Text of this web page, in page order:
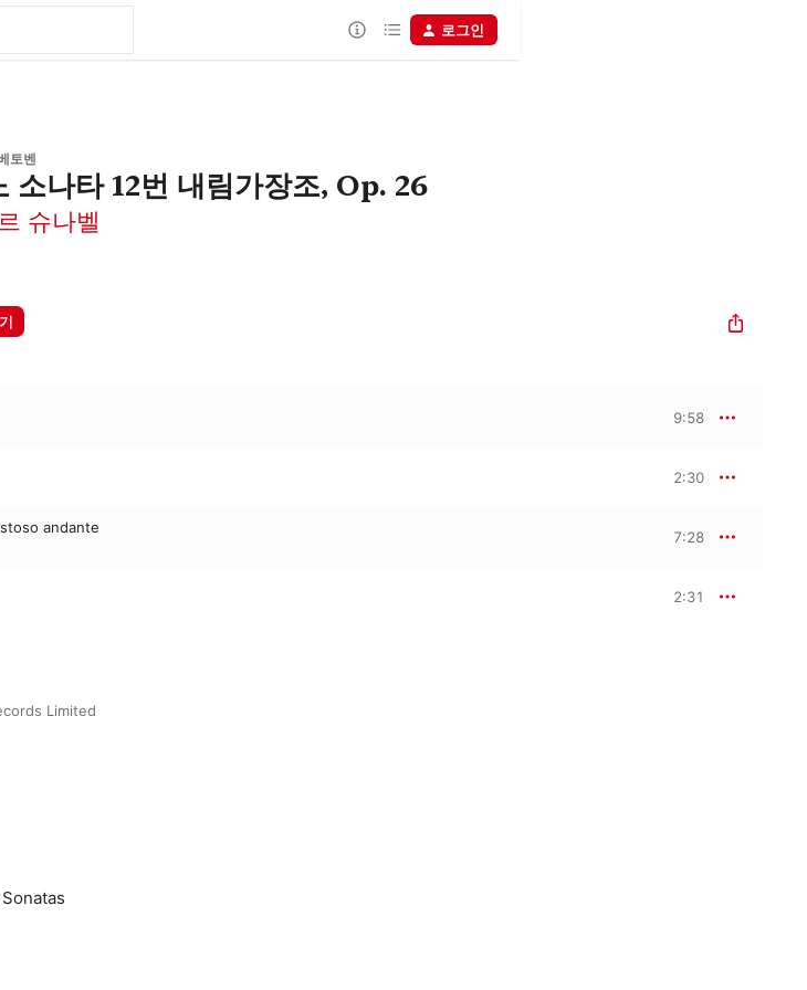
로그인
토벤
소나타 12번 내림가장조, Op. 26
슈나벨
9:58
2:30
andante
7:28
2:31
Limited